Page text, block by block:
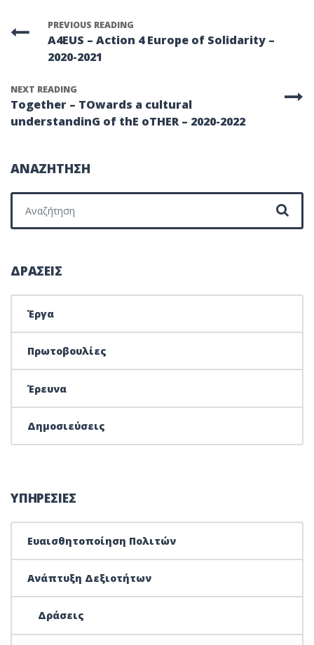
PREVIOUS READING
A4EUS – Action 4 Europe of Solidarity –
2020-2021
NEXT READING
Together – TOwards a cultural
understandinG of thE οΤΗΕR – 2020-2022
ΑΝΑΖΗΤΗΣΗ
ΔΡΑΣΕΙΣ
Έργα
Πρωτοβουλίες
Έρευνα
Δημοσιεύσεις
ΥΠΗΡΕΣΙΕΣ
Ευαισθητοποίηση Πολιτών
Ανάπτυξη Δεξιοτήτων
Δράσεις